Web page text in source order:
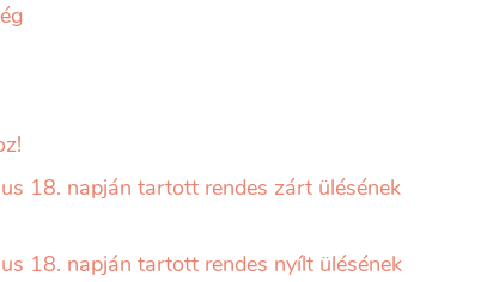
18. napján tartott rendes zárt ülésének
18. napján tartott rendes nyílt ülésének